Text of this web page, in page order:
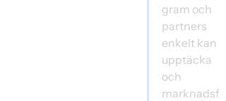
gram och
partners
enkelt kan
upptäcka
och
marknadsf